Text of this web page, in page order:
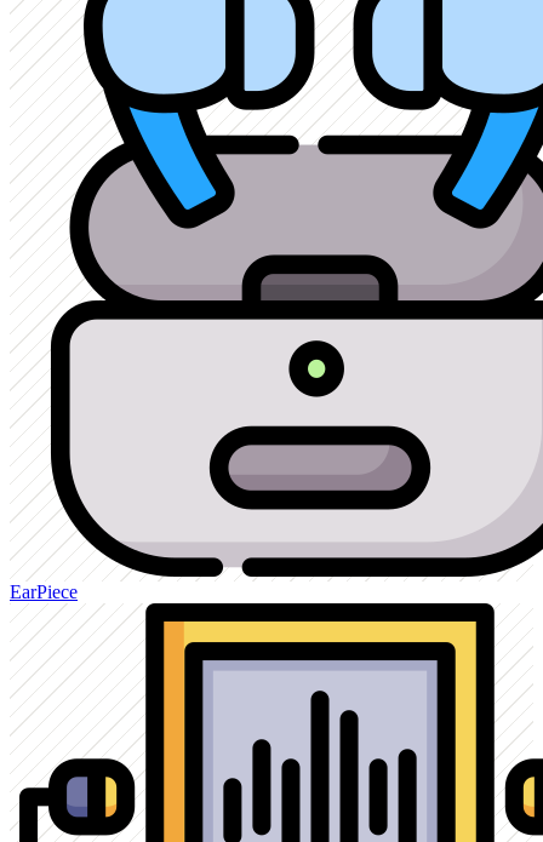
EarPiece